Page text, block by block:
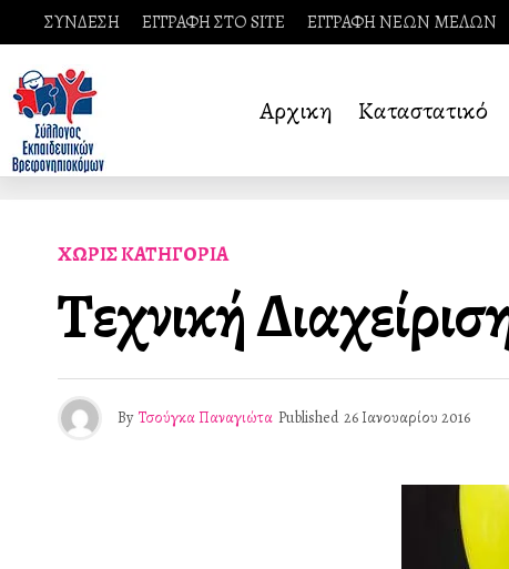
ΣΥΝΔΕΣΗ ΕΓΓΡΑΦΗ ΣΤΟ SITE ΕΓΓΡΑΦΗ ΝΕΩΝ ΜΕΛΩΝ
Αρχικη Καταστατικό
ΧΩΡΊΣ ΚΑΤΗΓΟΡΊΑ
Τεχνική
By Τσούγκα Παναγιώτα Published 26 Ιανουαρίου 2016